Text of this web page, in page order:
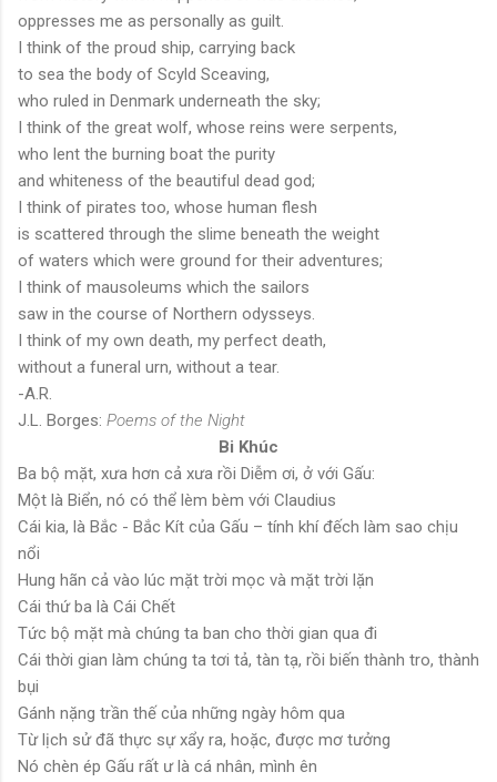
oppresses me as personally as guilt.
I think of the proud ship, carrying back
to sea the body of Scyld Sceaving,
who ruled in Denmark underneath the sky;
I think of the great wolf, whose reins were serpents,
who lent the burning boat the purity
and whiteness of the beautiful dead god;
I think of pirates too, whose human flesh
is scattered through the slime beneath the weight
of waters which were ground for their adventures;
I think of mausoleums which the sailors
saw in the course of Northern odysseys.
I think of my own death, my perfect death,
without a funeral urn, without a tear.
-A.R.
J.L. Borges: Poems of the Night
Bi Khúc
Ba bộ mặt, xưa hơn cả xưa rồi Diễm ơi, ở với Gấu:
Một là Biển, nó có thể lèm bèm với Claudius
Cái kia, là Bắc - Bắc Kít của Gấu – tính khí đếch làm sao chịu
nổi
Hung hãn cả vào lúc mặt trời mọc và mặt trời lặn
Cái thứ ba là Cái Chết
Tức bộ mặt mà chúng ta ban cho thời gian qua đi
Cái thời gian làm chúng ta tơi tả, tàn tạ, rồi biến thành tro, thành
bụi
Gánh nặng trần thế của những ngày hôm qua
Từ lịch sử đã thực sự xẩy ra, hoặc, được mơ tưởng
Nó chèn ép Gấu rất ư là cá nhân, mình ên